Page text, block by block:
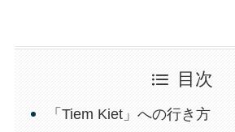
目次
「Tiem Kiet」への行き方